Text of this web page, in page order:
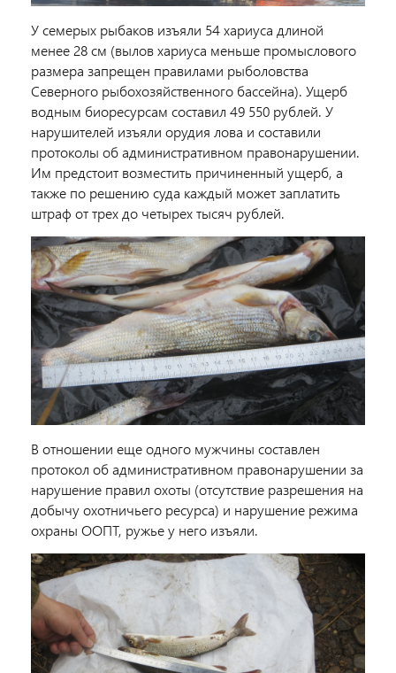
У семерых рыбаков изъяли 54 хариуса длиной
менее 28 см (вылов хариуса меньше промыслового
размера запрещен правилами рыболовства
Северного рыбохозяйственного бассейна). Ущерб
водным биоресурсам составил 49 550 рублей. У
нарушителей изъяли орудия лова и составили
протоколы об административном правонарушении.
Им предстоит возместить причиненный ущерб, а
также по решению суда каждый может заплатить
штраф от трех до четырех тысяч рублей.
В отношении еще одного мужчины составлен
протокол об административном правонарушении за
нарушение правил охоты (отсутствие разрешения на
добычу охотничьего ресурса) и нарушение режима
охраны ООПТ, ружье у него изъяли.